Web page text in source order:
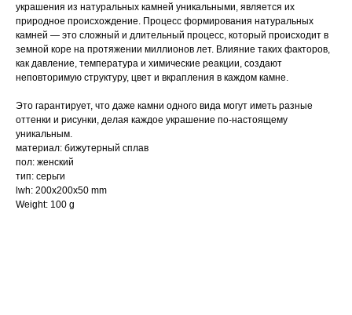
украшения из натуральных камней уникальными, является их
природное происхождение. Процесс формирования натуральных
камней — это сложный и длительный процесс, который происходит в
земной коре на протяжении миллионов лет. Влияние таких факторов,
как давление, температура и химические реакции, создают
неповторимую структуру, цвет и вкрапления в каждом камне.
Это гарантирует, что даже камни одного вида могут иметь разные
оттенки и рисунки, делая каждое украшение по-настоящему
уникальным.
материал: бижутерный сплав
пол: женский
тип: серьги
lwh: 200x200x50 mm
Weight: 100 g